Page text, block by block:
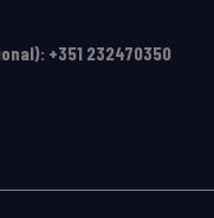
+351 232470350